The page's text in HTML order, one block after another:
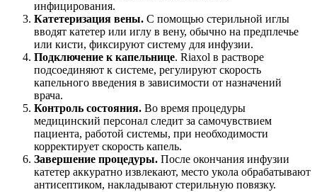
инфицирования.
Катетеризация вены. С помощью стерильной иглы
вводят катетер или иглу в вену, обычно на предплечье
или кисти, фиксируют систему для инфузии.
Подключение к капельнице. Riaxol в растворе
подсоединяют к системе, регулируют скорость
капельного введения в зависимости от назначений
врача.
Контроль состояния. Во время процедуры
медицинский персонал следит за самочувствием
пациента, работой системы, при необходимости
корректирует скорость капель.
Завершение процедуры. После окончания инфузии
катетер аккуратно извлекают, место укола обрабатывают
антисептиком, накладывают стерильную повязку.